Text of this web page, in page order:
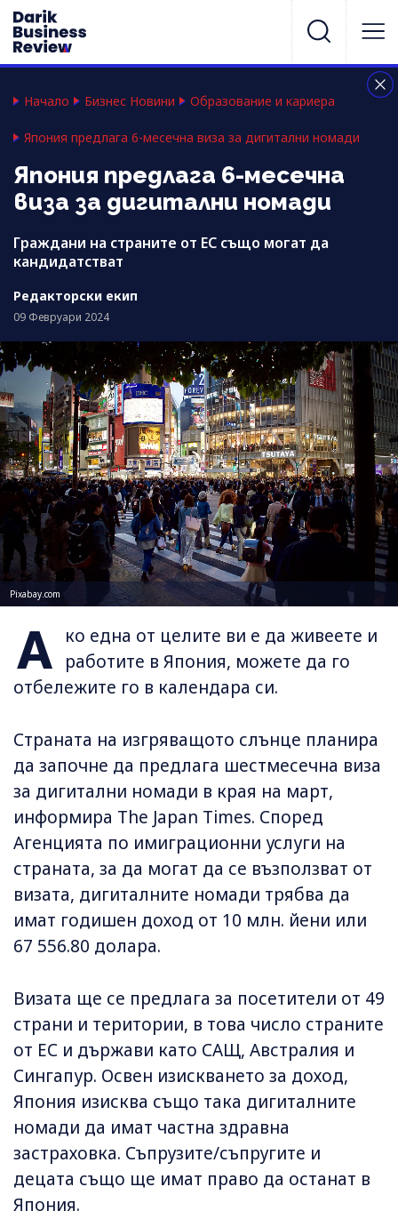
Начало Бизнес Новини Образование и кариера
Япония предлага 6-месечна виза за дигитални номади
Япония предлага 6-месечна
виза за дигитални номади
Граждани на страните от ЕС също могат да
кандидатстват
Редакторски екип
09 Февруари 2024
Pixabay.com
А
ко една от целите ви е да живеете и
работите в Япония, можете да го
отбележите го в календара си.
Страната на изгряващото слънце планира
да започне да предлага шестмесечна виза
за дигитални номади в края на март,
информира The Japan Times. Според
Агенцията по имиграционни услуги на
страната, за да могат да се възползват от
визата, дигиталните номади трябва да
имат годишен доход от 10 млн. йени или
67 556.80 долара.
Визата ще се предлага за посетители от 49
страни и територии, в това число страните
от ЕС и държави като САЩ, Австралия и
Сингапур. Освен изискването за доход,
Япония изисква също така дигиталните
номади да имат частна здравна
застраховка. Съпрузите/съпругите и
децата също ще имат право да останат в
Япония.